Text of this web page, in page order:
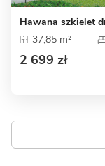
Hawana szkielet
37,85 m²
2 699 zł